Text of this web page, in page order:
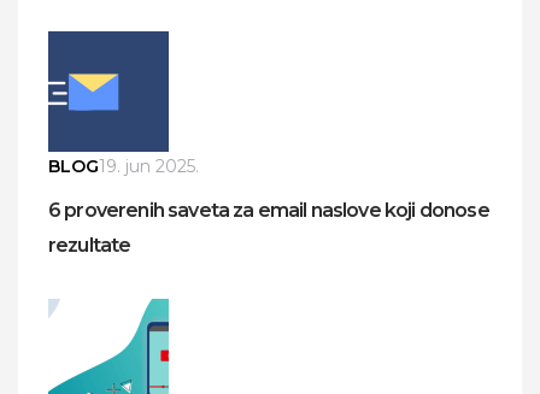
BLOG19. jun 2025.
6 proverenih saveta za email naslove koji donose
rezultate